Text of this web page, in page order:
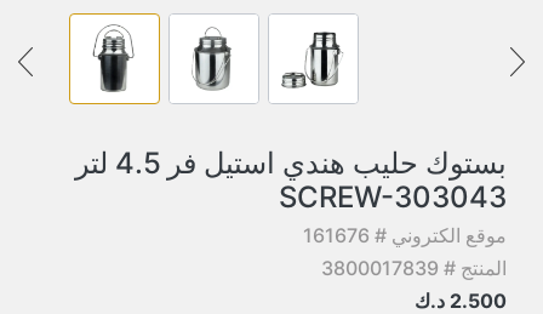
بستوك حليب هندي استيل فر 4.5 لتر
SCREW-303043
موقع الكتروني # 161676
المنتج # 3800017839
2.500 د.ك